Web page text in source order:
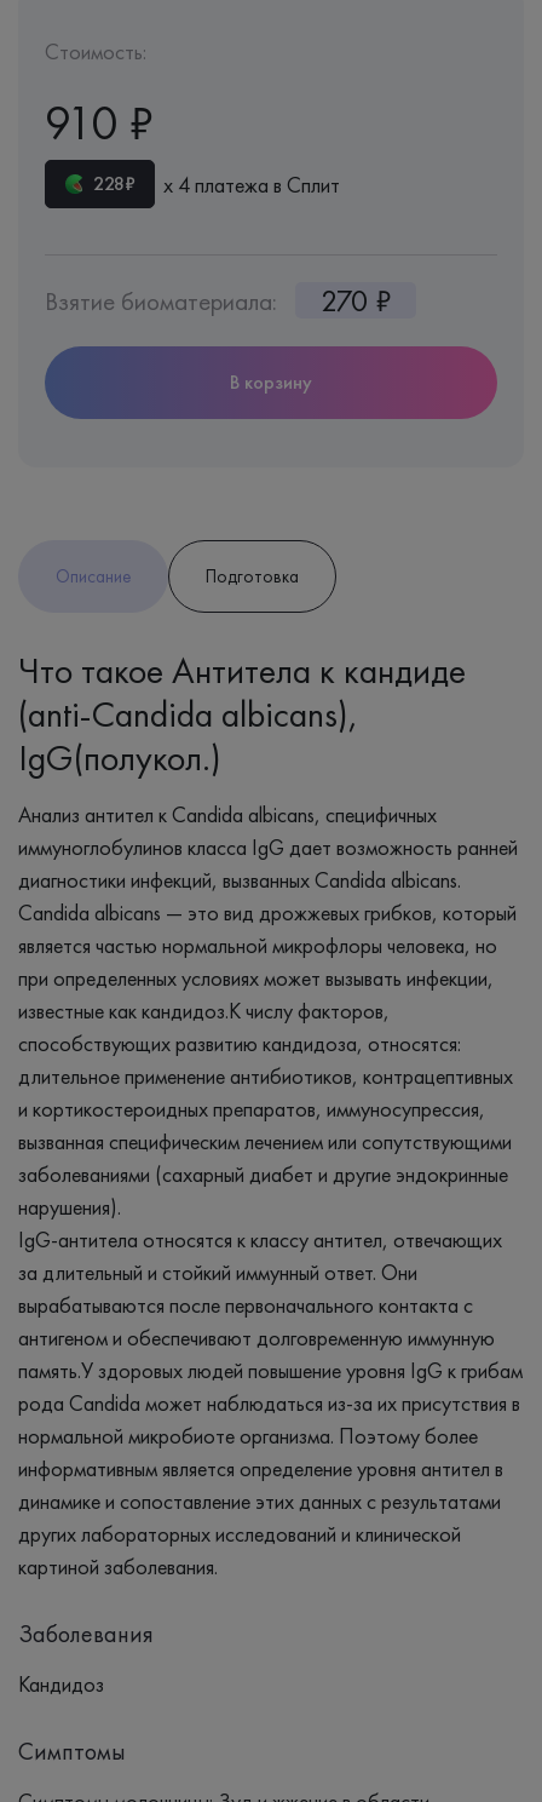
Стоимость:
910 ₽
228₽ х 4 платежа в Сплит
Взятие биоматериала: 270 ₽
В корзину
Описание Подготовка
Что такое Антитела к кандиде
(anti-Candida albicans),
IgG(полукол.)
Анализ антител к Candida albicans, специфичных
иммуноглобулинов класса IgG дает возможность ранней
диагностики инфекций, вызванных Candida albicans.
Candida albicans — это вид дрожжевых грибков, который
является частью нормальной микрофлоры человека, но
при определенных условиях может вызывать инфекции,
известные как кандидоз.К числу факторов,
способствующих развитию кандидоза, относятся:
длительное применение антибиотиков, контрацептивных
и кортикостероидных препаратов, иммуносупрессия,
вызванная специфическим лечением или сопутствующими
заболеваниями (сахарный диабет и другие эндокринные
нарушения).
IgG-антитела относятся к классу антител, отвечающих
за длительный и стойкий иммунный ответ. Они
вырабатываются после первоначального контакта с
антигеном и обеспечивают долговременную иммунную
память.У здоровых людей повышение уровня IgG к грибам
рода Candida может наблюдаться из-за их присутствия в
нормальной микробиоте организма. Поэтому более
информативным является определение уровня антител в
динамике и сопоставление этих данных с результатами
других лабораторных исследований и клинической
картиной заболевания.
Заболевания
Кандидоз
Симптомы